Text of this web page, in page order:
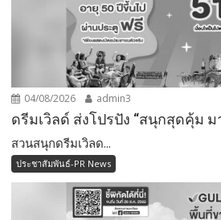
04/08/2026 admin3
ดรีมเวิลด์ ส่งโปรปัง “สนุกสุดคุ้ม ม
สวนสนุกดรีมเวิลด...
ประชาสัมพันธ์-PR News